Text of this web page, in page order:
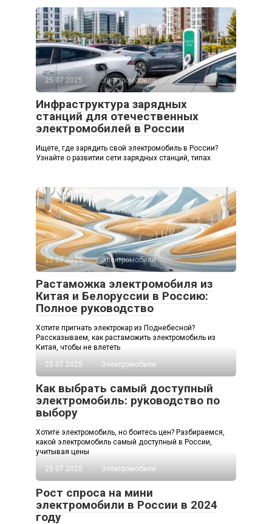
25.07.2025 Электромобили
Инфраструктура зарядных
станций для отечественных
электромобилей в России
Ищете, где зарядить свой электромобиль в России?
Узнайте о развитии сети зарядных станций, типах
25.07.2025 Электромобили
Растаможка электромобиля из
Китая и Белоруссии в Россию:
Полное руководство
Хотите пригнать электрокар из Поднебесной?
Рассказываем, как растаможить электромобиль из
Китая, чтобы не влететь
25.07.2025
Электромобили
Как выбрать самый доступный
электромобиль: руководство по
выбору
Хотите электромобиль, но боитесь цен? Разбираемся,
какой электромобиль самый доступный в России,
учитывая цены
25.07.2025
Электромобили
Рост спроса на мини
электромобили в России в 2024
году